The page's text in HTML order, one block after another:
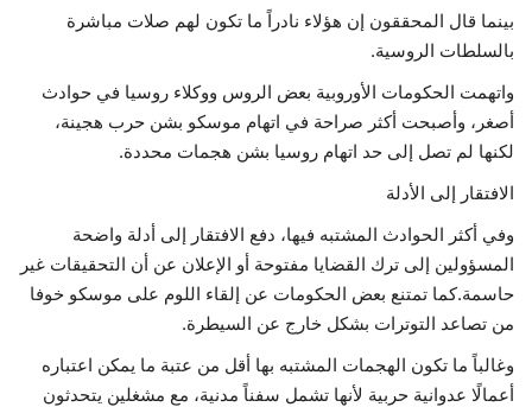
بينما قال المحققون إن هؤلاء نادراً ما تكون لهم صلات مباشرة
بالسلطات الروسية.
واتهمت الحكومات الأوروبية بعض الروس ووكلاء روسيا في حوادث
أصغر، وأصبحت أكثر صراحة في اتهام موسكو بشن حرب هجينة،
لكنها لم تصل إلى حد اتهام روسيا بشن هجمات محددة.
الافتقار إلى الأدلة
وفي أكثر الحوادث المشتبه فيها، دفع الافتقار إلى أدلة واضحة
المسؤولين إلى ترك القضايا مفتوحة أو الإعلان عن أن التحقيقات غير
حاسمة.كما تمتنع بعض الحكومات عن إلقاء اللوم على موسكو خوفا
من تصاعد التوترات بشكل خارج عن السيطرة.
وغالباً ما تكون الهجمات المشتبه بها أقل من عتبة ما يمكن اعتباره
أعمالًا عدوانية حربية لأنها تشمل سفناً مدنية، مع مشغلين يتحدثون